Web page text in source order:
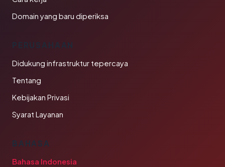
Domain yang baru diperiksa
PERUSAHAAN
Didukung infrastruktur tepercaya
Tentang
Kebijakan Privasi
Syarat Layanan
BAHASA
Bahasa Indonesia